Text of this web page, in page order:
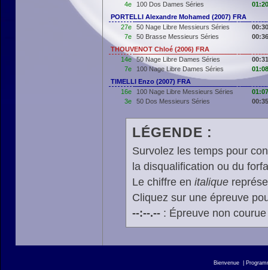
4e
100 Dos Dames Séries
PORTELLI Alexandre Mohamed (2007) FRA
27e
50 Nage Libre Messieurs Séries
7e
50 Brasse Messieurs Séries
THOUVENOT Chloé (2006) FRA
14e
50 Nage Libre Dames Séries
7e
100 Nage Libre Dames Séries
TIMELLI Enzo (2007) FRA
16e
100 Nage Libre Messieurs Séries
3e
50 Dos Messieurs Séries
LÉGENDE :
Survolez les temps pour
la disqualification ou du
Le chiffre en italique
Cliquez sur une épreuve
--:--.--: Épreuve non
Bienvenue